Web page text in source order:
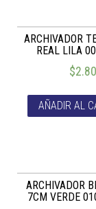
ARCHIVADOR
REAL LILA
$2.80
AÑADIR AL
ARCHIVADOR
7CM VERDE